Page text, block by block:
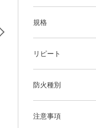
土・ふりまき
土・ふりまき
規格
リピート
防火種別
注意事項